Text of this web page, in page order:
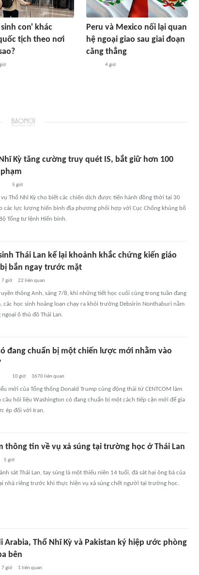
con' khác
tịch theo nơi
Peru và Mexico nối lại quan
hệ ngoại giao sau giai đoạn
căng thẳng
4 giờ
Kỳ tăng cường truy quét IS, bắt giữ hơn 100
5 giờ
vụ Thổ Nhĩ Kỳ cho biết các chiến dịch được tiến hành đồng thời tại 30
các lực lượng hiến binh địa phương phối hợp với Cục Chống khủng bố
Tổng tư lệnh Hiến binh.
Thái Lan kể lại khoảnh khắc chứng kiến giáo
bắn ngay trước mặt
7 giờ 22 liên quan
thông Anh, sáng 7/8, khi những tiết học cuối cùng trong tuần đang
các học sinh hoảng loạn chạy ra khỏi trường Debsirin Nonthaburi nằm
ô thủ đô Thái Lan.
đang chuẩn bị một chiến lược mới nhằm vào
10 giờ 3670liên quan
mới của Tổng thống Donald Trump cùng động thái từ CENTCOM làm
câu hỏi liệu Washington có đang chuẩn bị một cách tiếp cận mới để gia
ép đối với Iran.
thông tin về vụ xả súng tại trường học ở Thái Lan
5 giờ
sát Thái Lan, tay súng là một thiếu niên 14 tuổi, đã sát hại ông bà của
nhà riêng trước khi thực hiện vụ xả súng chết người tại trường học.
Arabia, Thổ Nhĩ Kỳ và Pakistan ký hiệp ước phòng
bên
7 giờ 1 liên quan